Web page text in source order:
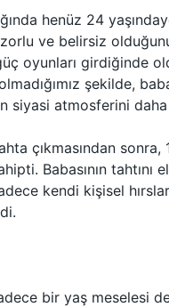
henüz 24
zorlu ve belirsiz
oyunları girdiğinde
şekilde,
siyasi atmosferini
çıkmasından
Babasının tahtını
kendi kişisel
bir yaş meselesi